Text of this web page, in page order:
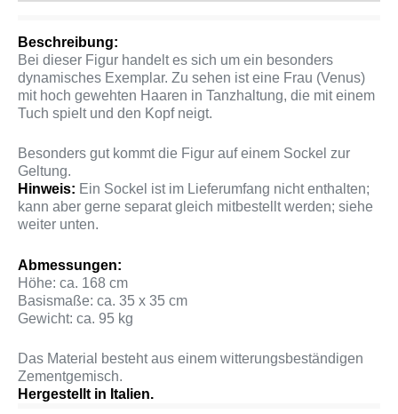
Beschreibung:
Bei dieser Figur handelt es sich um ein besonders
dynamisches Exemplar. Zu sehen ist eine Frau (Venus)
mit hoch gewehten Haaren in Tanzhaltung, die mit einem
Tuch spielt und den Kopf neigt.
Besonders gut kommt die Figur auf einem Sockel zur
Geltung.
Hinweis: Ein Sockel ist im Lieferumfang nicht enthalten;
kann aber gerne separat gleich mitbestellt werden; siehe
weiter unten.
Abmessungen:
Höhe: ca. 168 cm
Basismaße: ca. 35 x 35 cm
Gewicht: ca. 95 kg
Das Material besteht aus einem witterungsbeständigen
Zementgemisch.
Hergestellt in Italien.